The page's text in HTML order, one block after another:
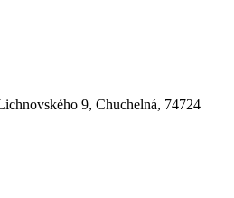
9, Chuchelná, 74724